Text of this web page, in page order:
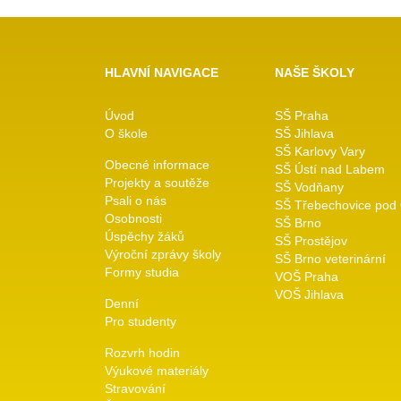
HLAVNÍ NAVIGACE
Úvod
O škole
Obecné informace
Projekty a soutěže
Psali o nás
Osobnosti
Úspěchy žáků
Výroční zprávy školy
Formy studia
Denní
Pro studenty
Rozvrh hodin
Výukové materiály
Stravování
NAŠE ŠKOLY
SŠ Praha
SŠ Jihlava
SŠ Karlovy Vary
SŠ Ústí nad Labem
SŠ Vodňany
SŠ Třebechovice pod
SŠ Brno
SŠ Prostějov
SŠ Brno veterinární
VOŠ Praha
VOŠ Jihlava